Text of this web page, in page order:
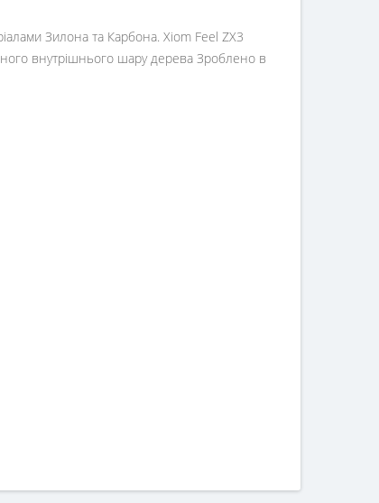
Зилона та Карбона. Xiom Feel ZX3
внутрішнього шару дерева Зроблено в